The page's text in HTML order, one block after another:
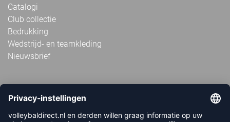
Catalogi
Club collectie
Bedrukking
Wedstrijd- en teamkleding
Nieuwsbrief
OVER VOLLEYBALDIRECT
Over ons